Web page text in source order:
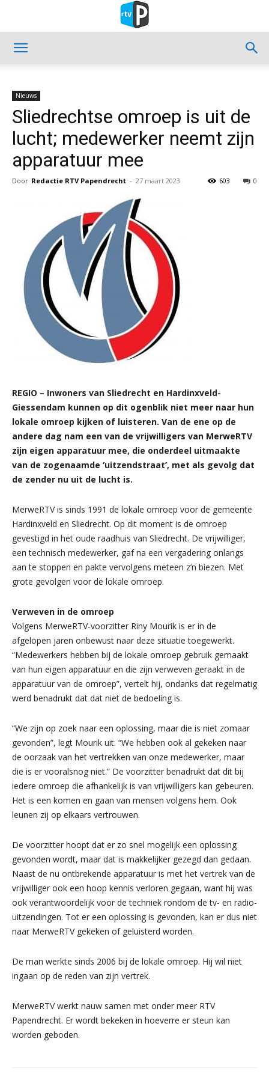
Nieuws
Sliedrechtse omroep is uit de
lucht; medewerker neemt zijn
apparatuur mee
Door Redactie RTV Papendrecht - 27 maart 2023 0
603
REGIO – Inwoners van Sliedrecht en Hardinxveld-
Giessendam kunnen op dit ogenblik niet meer naar hun
lokale omroep kijken of luisteren. Van de ene op de
andere dag nam een van de vrijwilligers van MerweRTV
zijn eigen apparatuur mee, die onderdeel uitmaakte
van de zogenaamde ‘uitzendstraat’, met als gevolg dat
de zender nu uit de lucht is.
MerweRTV is sinds 1991 de lokale omroep voor de gemeente
Hardinxveld en Sliedrecht. Op dit moment is de omroep
gevestigd in het oude raadhuis van Sliedrecht. De vrijwilliger,
een technisch medewerker, gaf na een vergadering onlangs
aan te stoppen en pakte vervolgens meteen z’n biezen. Met
grote gevolgen voor de lokale omroep.
Verweven in de omroep
Volgens MerweRTV-voorzitter Riny Mourik is er in de
afgelopen jaren onbewust naar deze situatie toegewerkt.
“Medewerkers hebben bij de lokale omroep gebruik gemaakt
van hun eigen apparatuur en die zijn verweven geraakt in de
apparatuur van de omroep”, vertelt hij, ondanks dat regelmatig
werd benadrukt dat dat niet de bedoeling is.
“We zijn op zoek naar een oplossing, maar die is niet zomaar
gevonden”, legt Mourik uit. “We hebben ook al gekeken naar
de oorzaak van het vertrekken van onze medewerker, maar
die is er vooralsnog niet.” De voorzitter benadrukt dat dit bij
iedere omroep die afhankelijk is van vrijwilligers kan gebeuren.
Het is een komen en gaan van mensen volgens hem. Ook
leunen zij op elkaars vertrouwen.
De voorzitter hoopt dat er zo snel mogelijk een oplossing
gevonden wordt, maar dat is makkelijker gezegd dan gedaan.
Naast de nu ontbrekende apparatuur is met het vertrek van de
vrijwilliger ook een hoop kennis verloren gegaan, want hij was
ook verantwoordelijk voor de techniek rondom de tv- en radio-
uitzendingen. Tot er een oplossing is gevonden, kan er dus niet
naar MerweRTV gekeken of geluisterd worden.
De man werkte sinds 2006 bij de lokale omroep. Hij wil niet
ingaan op de reden van zijn vertrek.
MerweRTV werkt nauw samen met onder meer RTV
Papendrecht. Er wordt bekeken in hoeverre er steun kan
worden geboden.